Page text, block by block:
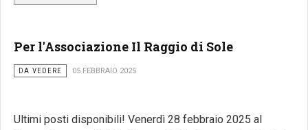
Per l'Associazione Il Raggio di Sole
DA VEDERE 05 FEBBRAIO 2025
Ultimi posti disponibili! Venerdì 28 febbraio 2025 al